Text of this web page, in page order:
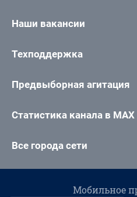
Наши вакансии
Техподдержка
Предвыборная агитация
Статистика канала в MAX
Все города сети
Мобильное